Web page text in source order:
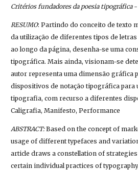
Critérios fundadores da poesia tipográfica
RESUMO: Partindo do conceito de texto
da utilização de diferentes tipos de
ao longo da página, desenha-se uma
tipográfica. Mais ainda, visionam-se
autor representa uma dimensão gráfica
dispositivos de notação tipográfica para
tipografia, com recurso a diferentes
Caligrafia, Manifesto, Performance
ABSTRACT: Based on the concept of
usage of different typefaces and
article draws a constellation of
certain individual practices of